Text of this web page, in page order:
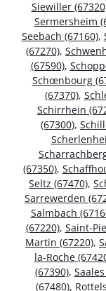
Siewiller
Sermersheim
Seebach (67160),
(67270),
(67590),
Schœnbourg
(67370),
Schirrhein
(67300),
(67350),
Seltz (67470),
Sarrewerden
Salmbach
(67220), Saint-
Martin (67220),
la-Roche
(67390),
(67480),